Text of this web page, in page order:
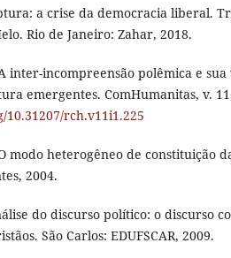
a crise da democracia liberal.
Rio de Janeiro: Zahar, 2018.
inter-incompreensão polêmica e
emergentes. ComHumanitas, v.
rch.v11i1.225
modo heterogêneo de constituição
2004.
do discurso político: o discurso
São Carlos: EDUFSCAR, 2009.